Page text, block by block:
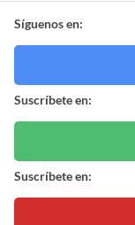
Síguenos en:
Suscríbete en:
Suscríbete en: